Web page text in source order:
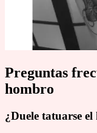
Preguntas
hombro
¿Duele tatuarse